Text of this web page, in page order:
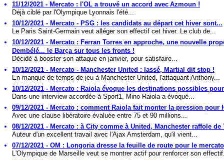
11/12/2021 - Mercato : l'OL a trouvé un accord avec Azmoun !
Déjà ciblé par l'Olympique Lyonnais l'été...
10/12/2021 - Mercato - PSG : les candidats au départ cet hiver sont...
Le Paris Saint-Germain veut alléger son effectif cet hiver. Le club de...
10/12/2021 - Mercato : Ferran Torres en approche, une nouvelle
Dembélé... le Barça sur tous les fronts !
Décidé à booster son attaque en janvier, pour satisfaire...
10/12/2021 - Mercato - Manchester United : lassé, Martial dit stop !
En manque de temps de jeu à Manchester United, l'attaquant Anthony...
10/12/2021 - Mercato : Raiola évoque les destinations possibles
Dans une interview accordée à Sport1, Mino Raiola a évoqué...
09/12/2021 - Mercato : comment Raiola fait monter la pression pour
Avec une clause libératoire évaluée entre 75 et 90 millions...
08/12/2021 - Mercato : à City comme à United, Manchester raffole de
Auteur d'un excellent travail avec l'Ajax Amsterdam, qu'il vient...
07/12/2021 - OM : Longoria dresse la feuille de route pour le
L'Olympique de Marseille veut se montrer actif pour renforcer son